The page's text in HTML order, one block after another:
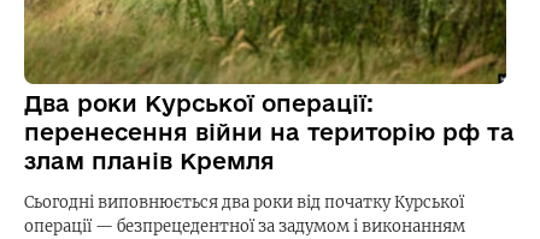
Два роки Курської операції:
перенесення війни на територію рф та
злам планів Кремля
Сьогодні виповнюється два роки від початку Курської
операції — безпрецедентної за задумом і виконанням